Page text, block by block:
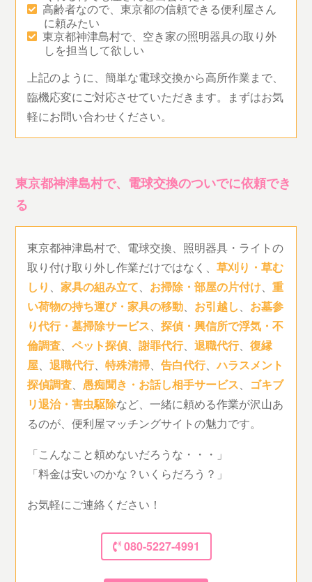
高齢者なので、東京都の信頼できる便利屋さん
に頼みたい
東京都神津島村で、空き家の照明器具の取り外
しを担当して欲しい
上記のように、簡単な電球交換から高所作業まで、
臨機応変にご対応させていただきます。まずはお気
軽にお問い合わせください。
東京都神津島村で、電球交換のついでに依頼でき
る
東京都神津島村で、電球交換、照明器具・ライトの
取り付け取り外し作業だけではなく、草刈り・草む
しり 、家具の組み立て、 お掃除・部屋の片付け、重
い荷物の持ち運び・家具の移動、 お引越し、 お墓参
り代行・墓掃除サービス、探偵・興信所で浮気・不
倫調査、ペット探偵、謝罪代行、退職代行、復縁
屋、退職代行、特殊清掃、告白代行、ハラスメント
探偵調査、愚痴聞き・お話し相手サービス、 ゴキブ
リ退治・害虫駆除など、一緒に頼める作業が沢山あ
るのが、便利屋マッチングサイトの魅力です。
「こんなこと頼めないだろうな・・・」
「料金は安いのかな？いくらだろう？」
お気軽にご連絡ください！
080-5227-4991